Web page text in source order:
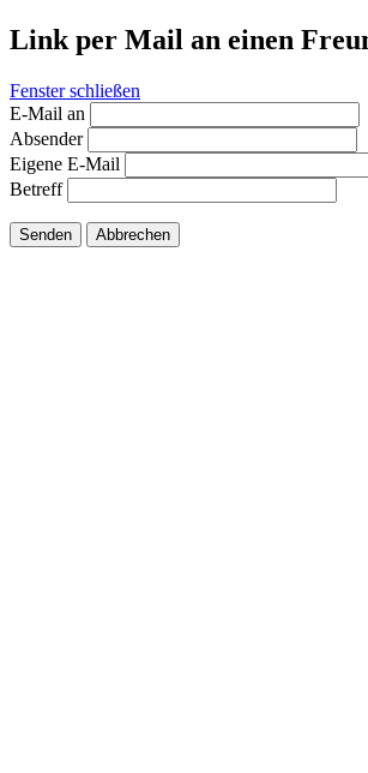
Link per Mail an einen
Fenster schließen
E-Mail an
Absender
Eigene E-Mail
Betreff
Senden Abbrechen